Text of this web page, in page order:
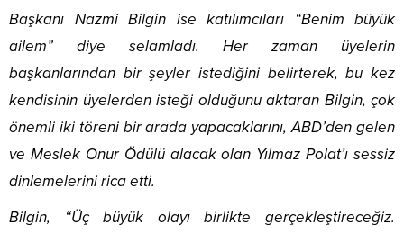
Başkanı Nazmi Bilgin ise katılımcıları “Benim büyük
ailem” diye selamladı. Her zaman üyelerin
başkanlarından bir şeyler istediğini belirterek, bu kez
kendisinin üyelerden isteği olduğunu aktaran Bilgin, çok
önemli iki töreni bir arada yapacaklarını, ABD’den gelen
ve Meslek Onur Ödülü alacak olan Yılmaz Polat’ı sessiz
dinlemelerini rica etti.
Bilgin, “Üç büyük olayı birlikte gerçekleştireceğiz.